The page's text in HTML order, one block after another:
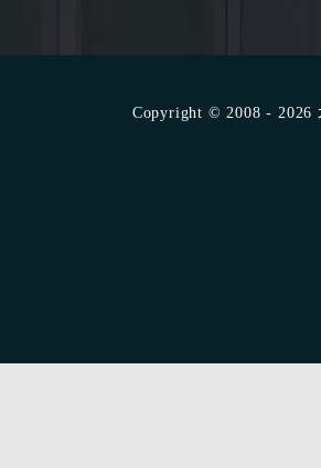
Copyright © 2008 - 2026